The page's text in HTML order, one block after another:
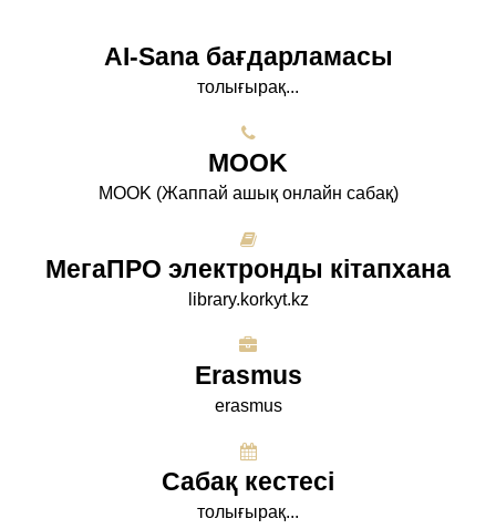
AI-Sana бағдарламасы
толығырақ...
МООK
МООK (Жаппай ашық онлайн сабақ)
МегаПРО электронды кітапхана
library.korkyt.kz
Erasmus
erasmus
Сабақ кестесі
толығырақ...